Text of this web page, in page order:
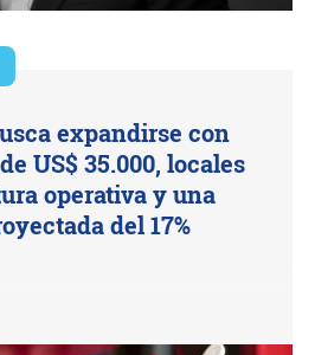
expandirse con
US$ 35.000, locales
operativa y una
del 17%